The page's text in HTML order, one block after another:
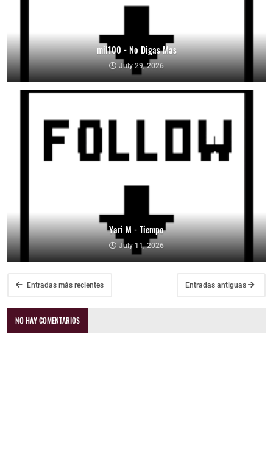
mil100 - No Digas Mas
July 29, 2026
Yari M - Tiempo
July 11, 2026
Entradas más recientes Entradas antiguas
NO HAY COMENTARIOS